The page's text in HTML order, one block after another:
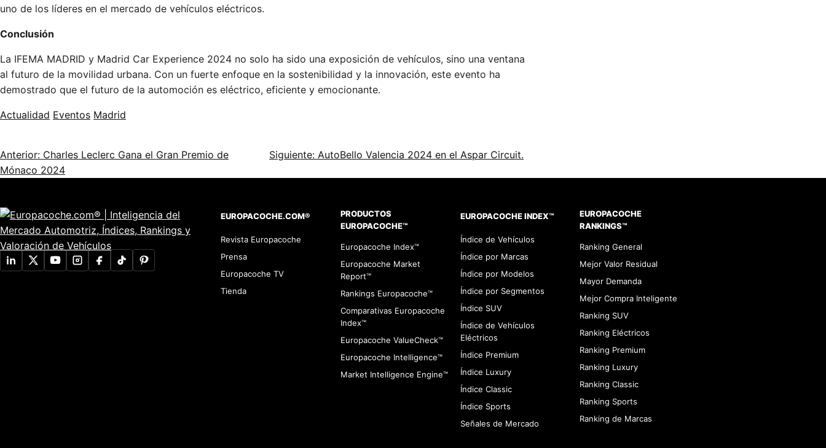
uno de los líderes en el mercado de vehículos eléctricos.
Conclusión
La IFEMA MADRID y Madrid Car Experience 2024 no solo ha sido una exposición de vehículos, sino una ventana
al futuro de la movilidad urbana. Con un fuerte enfoque en la sostenibilidad y la innovación, este evento ha
demostrado que el futuro de la automoción es eléctrico, eficiente y emocionante.
Actualidad Eventos Madrid
Anterior: Charles Leclerc Gana el Gran Premio de
Mónaco 2024
Siguiente: AutoBello Valencia 2024 en el Aspar Circuit.
EUROPACOCHE.COM®
Revista Europacoche
Prensa
Europacoche TV
Tienda
PRODUCTOS
EUROPACOCHE™
Europacoche Index™
Europacoche Market
Report™
Rankings Europacoche™
Comparativas Europacoche
Index™
Europacoche ValueCheck™
Europacoche Intelligence™
Market Intelligence Engine™
EUROPACOCHE INDEX™
Índice de Vehículos
Índice por Marcas
Índice por Modelos
Índice por Segmentos
Índice SUV
Índice de Vehículos
Eléctricos
Índice Premium
Índice Luxury
Índice Classic
Índice Sports
Señales de Mercado
EUROPACOCHE
RANKINGS™
Ranking General
Mejor Valor Residual
Mayor Demanda
Mejor Compra Inteligente
Ranking SUV
Ranking Eléctricos
Ranking Premium
Ranking Luxury
Ranking Classic
Ranking Sports
Ranking de Marcas